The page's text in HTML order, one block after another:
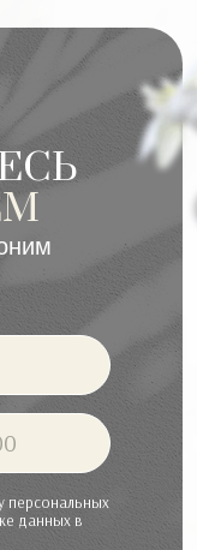
персональных
данных в